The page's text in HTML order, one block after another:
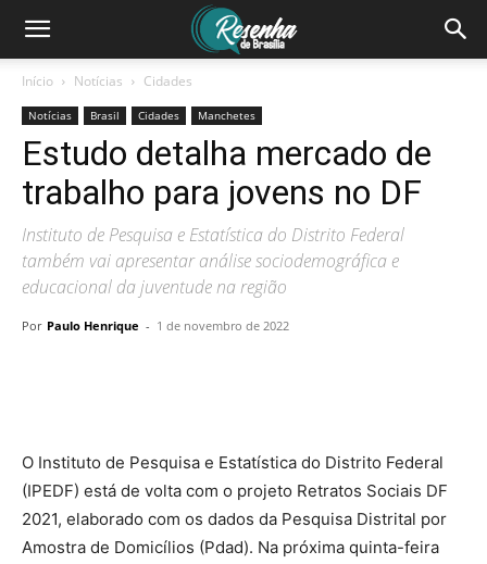
Início Notícias Cidades
Notícias Brasil Cidades Manchetes
Estudo detalha mercado de
trabalho para jovens no DF
Instituto de Pesquisa e Estatística do Distrito Federal
também vai apresentar análise sociodemográfica e
educacional da juventude na região
Por Paulo Henrique - 1 de novembro de 2022
O Instituto de Pesquisa e Estatística do Distrito Federal
(IPEDF) está de volta com o projeto Retratos Sociais DF
2021, elaborado com os dados da Pesquisa Distrital por
Amostra de Domicílios (Pdad). Na próxima quinta-feira